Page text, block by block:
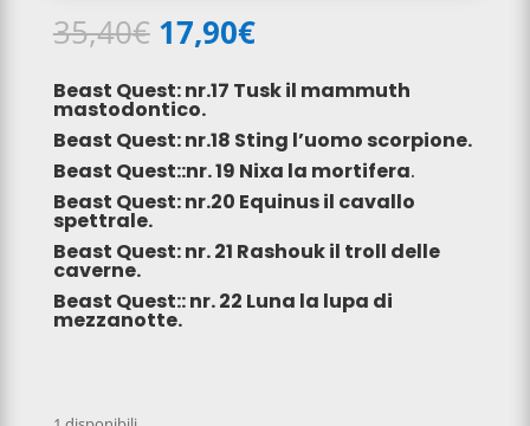
35,40€ Il
prezzo
originale
era:
35,40€.
17,90€Il
prezzo
attuale
17,90€.
Beast Quest: nr.17 Tusk il mammuth
mastodontico.
Beast Quest: nr.18 Sting l’uomo scorpione.
Beast Quest::nr. 19 Nixa la mortifera.
Beast Quest: nr.20 Equinus il cavallo
spettrale.
Beast Quest: nr. 21 Rashouk il troll delle
caverne.
Beast Quest:: nr. 22 Luna la lupa di
mezzanotte.